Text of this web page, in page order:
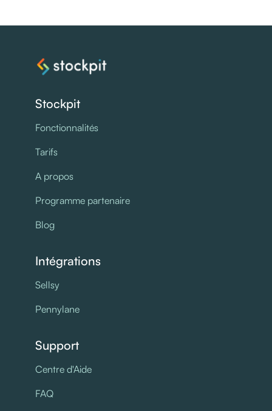
Stockpit
Fonctionnalités
Tarifs
A propos
Programme partenaire
Blog
Intégrations
Sellsy
Pennylane
Support
Centre d'Aide
FAQ